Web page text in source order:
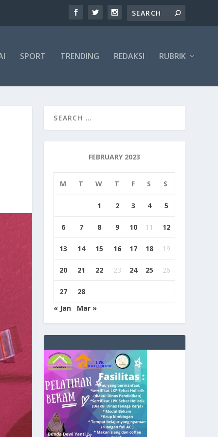
SPORT TRENDING REDAKSI RUBRIK
FEBRUARY 2023
M T W T F S S
1 2 3 4 5
6 7 8 9 10 11 12
13 14 15 16 17 18 19
20 21 22 23 24 25 26
27
28
« Jan
Mar »